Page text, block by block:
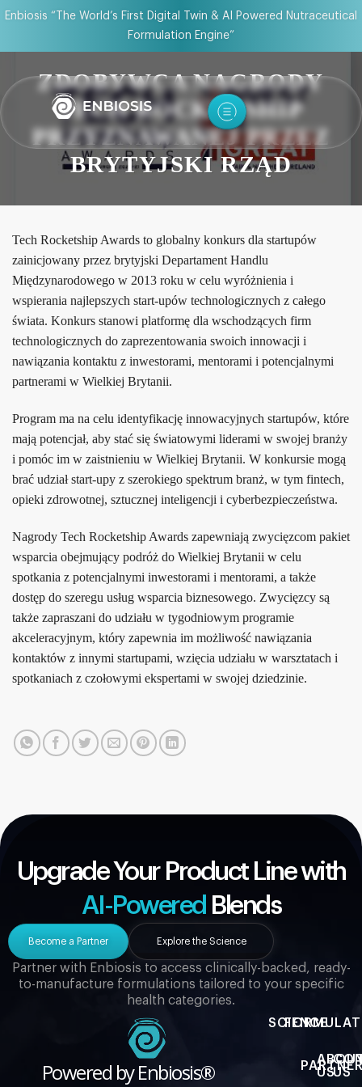
Enbiosis “The World’s First Digital Twin & AI Powered Nutraceutical
Formulation Engine”
ZDOBYWCA NAGRODY
TECH ROCKETSHIP
PRZYZNAWANEJ PRZEZ
BRYTYJSKI RZĄD
Tech Rocketship Awards to globalny konkurs dla startupów
zainicjowany przez brytyjski Departament Handlu
Międzynarodowego w 2013 roku w celu wyróżnienia i
wspierania najlepszych start-upów technologicznych z całego
świata. Konkurs stanowi platformę dla wschodzących firm
technologicznych do zaprezentowania swoich innowacji i
nawiązania kontaktu z inwestorami, mentorami i potencjalnymi
partnerami w Wielkiej Brytanii.
Program ma na celu identyfikację innowacyjnych startupów, które
mają potencjał, aby stać się światowymi liderami w swojej branży
i pomóc im w zaistnieniu w Wielkiej Brytanii. W konkursie mogą
brać udział start-upy z szerokiego spektrum branż, w tym fintech,
opieki zdrowotnej, sztucznej inteligencji i cyberbezpieczeństwa.
Nagrody Tech Rocketship Awards zapewniają zwycięzcom pakiet
wsparcia obejmujący podróż do Wielkiej Brytanii w celu
spotkania z potencjalnymi inwestorami i mentorami, a także
dostęp do szeregu usług wsparcia biznesowego. Zwycięzcy są
także zapraszani do udziału w tygodniowym programie
akceleracyjnym, który zapewnia im możliwość nawiązania
kontaktów z innymi startupami, wzięcia udziału w warsztatach i
spotkaniach z czołowymi ekspertami w swojej dziedzinie.
Upgrade Your Product Line with
AI-Powered Blends
Partner with Enbiosis to access clinically-backed, ready-
to-manufacture formulations tailored to your specific
health categories.
Become a Partner Explore the Science
Powered by Enbiosis®
SCIENCE
USUS